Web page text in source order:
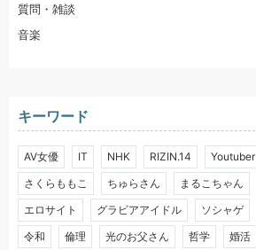
質問・雑談
音楽
キーワード
AV女優 IT NHK RIZIN.14 Youtuber
さくらももこ
ちゅらさん まるこちゃん
エロサイト
グラビアアイドル ソシャゲ
令和
倫理 光のお父さん 哲学 婚活